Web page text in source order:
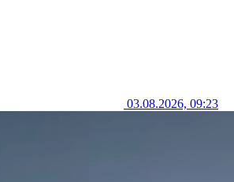
03.08.2026, 09:23